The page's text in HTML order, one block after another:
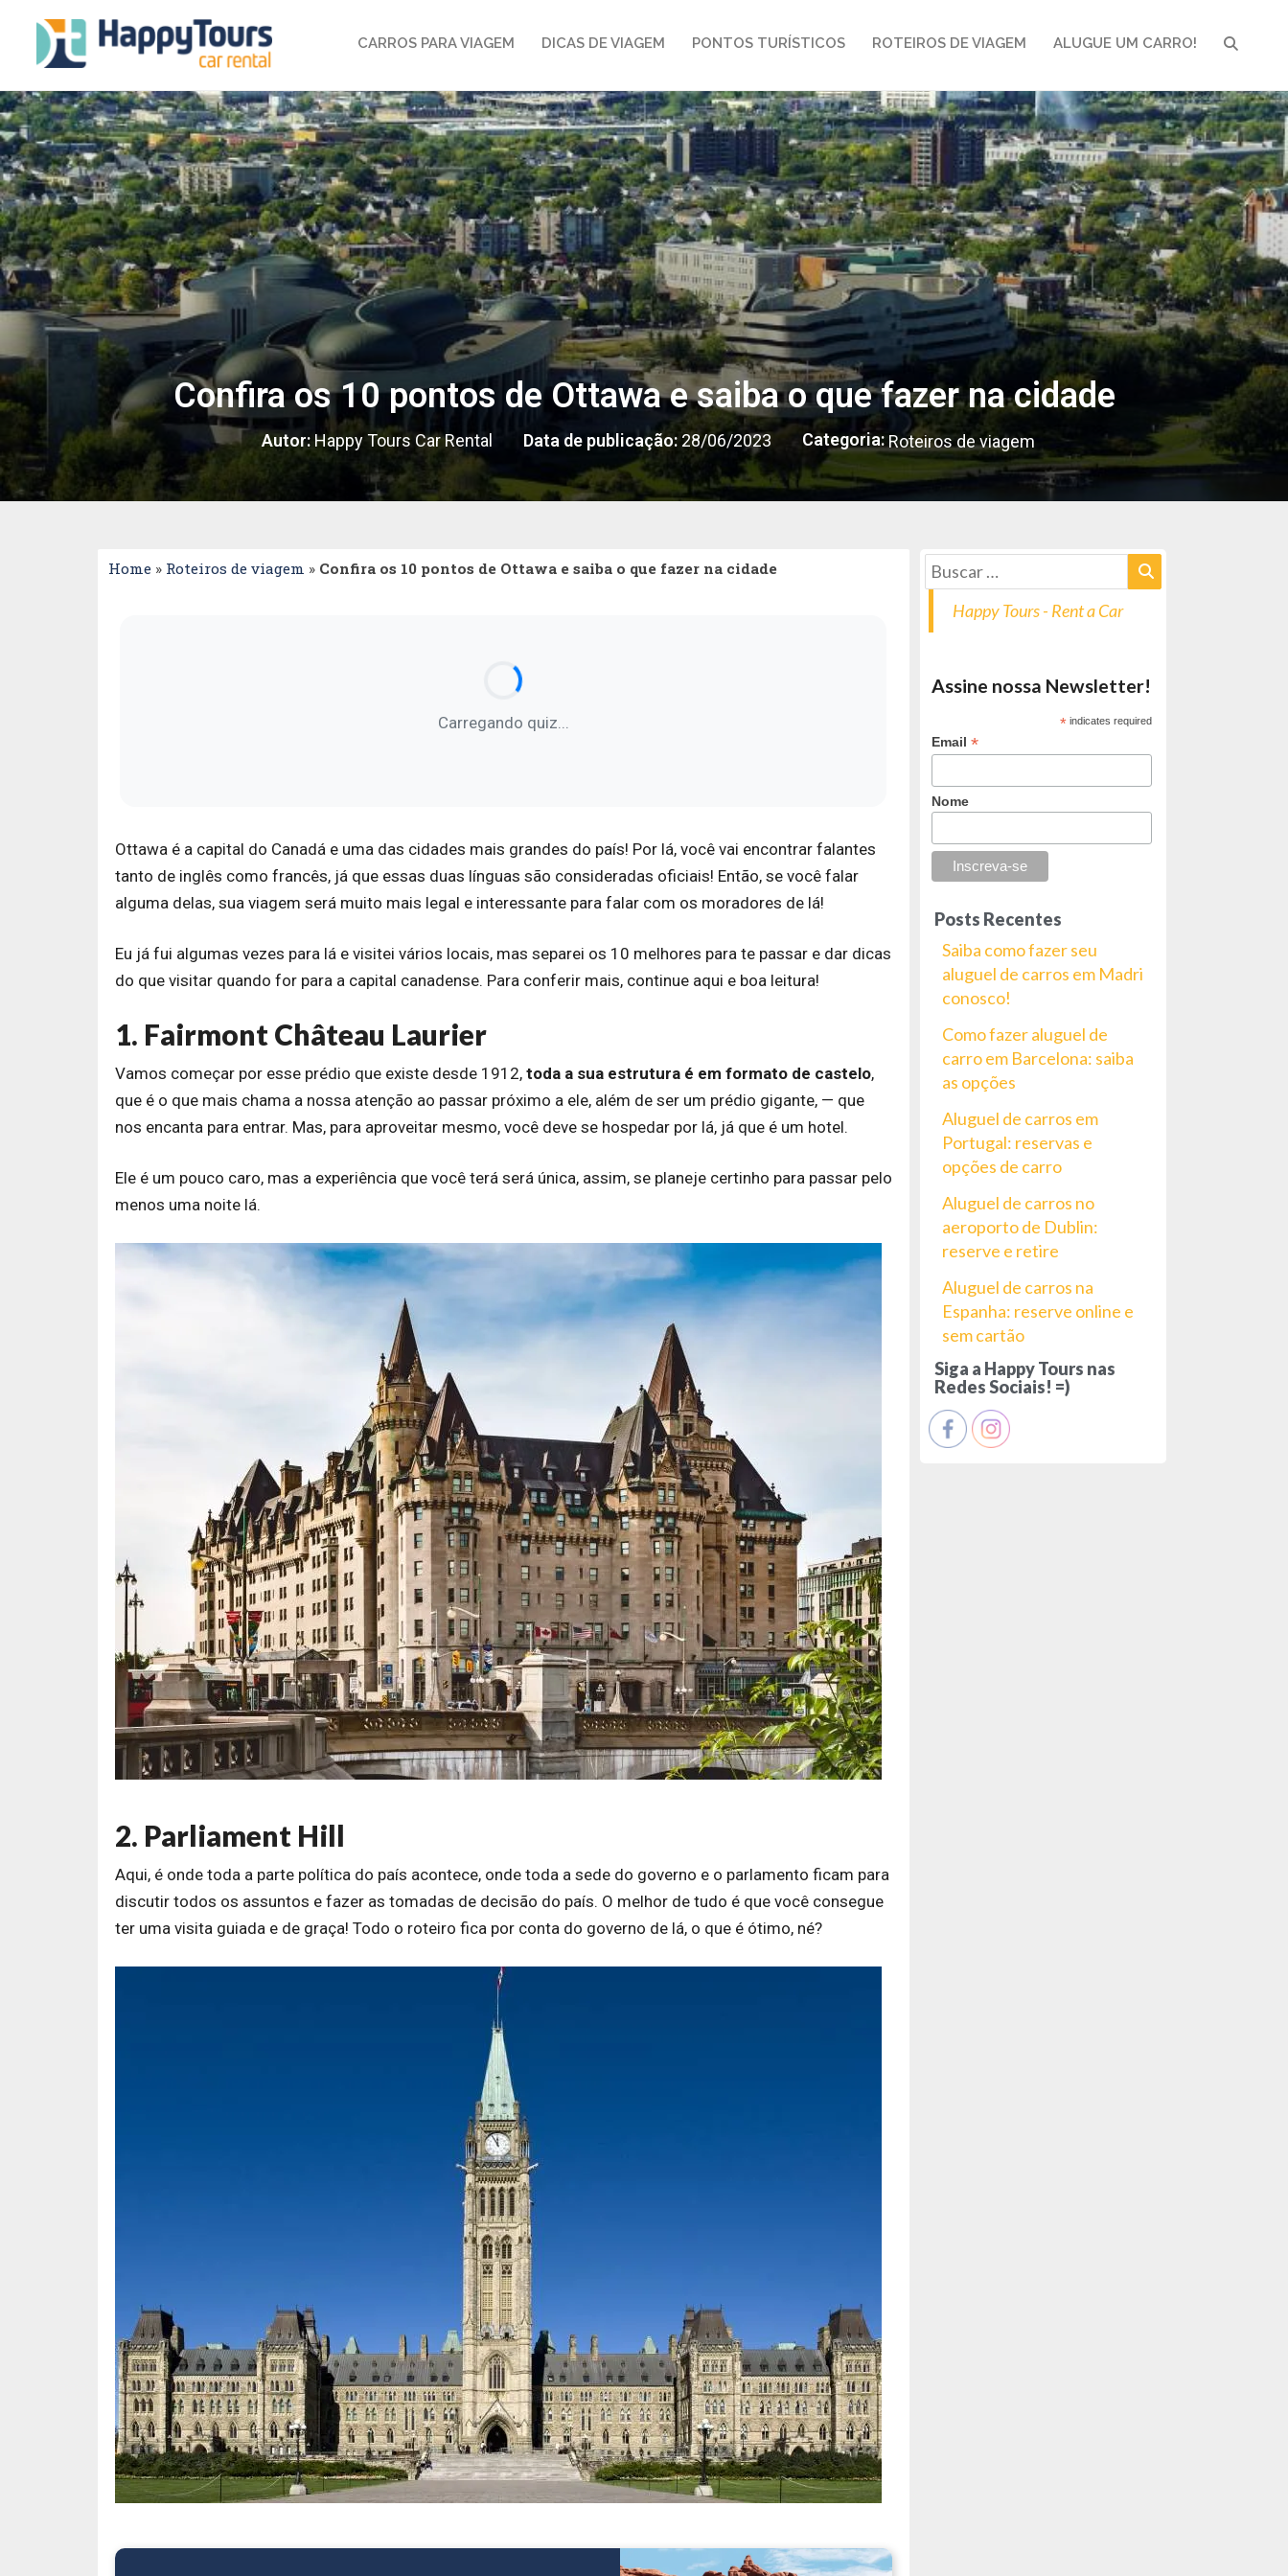
CARROS PARA VIAGEM DICAS DE VIAGEM PONTOS TURÍSTICOS ROTEIROS DE VIAGEM ALUGUE UM CARRO!
Confira os 10 pontos de Ottawa e saiba o que fazer na cidade
Autor:Happy Tours Car Rental Data de publicação:28/06/2023 Categoria: Roteiros de viagem
Home » Roteiros de viagem » Confira os 10 pontos de Ottawa e saiba o que fazer na cidade
Carregando quiz...
Ottawa é a capital do Canadá e uma das cidades mais grandes do país! Por lá, você vai encontrar falantes
tanto de inglês como francês, já que essas duas línguas são consideradas oficiais! Então, se você falar
alguma delas, sua viagem será muito mais legal e interessante para falar com os moradores de lá!
Eu já fui algumas vezes para lá e visitei vários locais, mas separei os 10 melhores para te passar e dar dicas
do que visitar quando for para a capital canadense. Para conferir mais, continue aqui e boa leitura!
1. Fairmont Château Laurier
Vamos começar por esse prédio que existe desde 1912, toda a sua estrutura é em formato de castelo,
que é o que mais chama a nossa atenção ao passar próximo a ele, além de ser um prédio gigante, — que
nos encanta para entrar. Mas, para aproveitar mesmo, você deve se hospedar por lá, já que é um hotel.
Ele é um pouco caro, mas a experiência que você terá será única, assim, se planeje certinho para passar pelo
menos uma noite lá.
2. Parliament Hill
Aqui, é onde toda a parte política do país acontece, onde toda a sede do governo e o parlamento ficam para
discutir todos os assuntos e fazer as tomadas de decisão do país. O melhor de tudo é que você consegue
ter uma visita guiada e de graça! Todo o roteiro fica por conta do governo de lá, o que é ótimo, né?
Happy Tours - Rent a Car
Assine nossa Newsletter!
* indicates required
Email*
Nome
Posts Recentes
Saiba como fazer seu
aluguel de carros em Madri
conosco!
Como fazer aluguel de
carro em Barcelona: saiba
as opções
Aluguel de carros em
Portugal: reservas e
opções de carro
Aluguel de carros no
aeroporto de Dublin:
reserve e retire
Aluguel de carros na
Espanha: reserve online e
sem cartão
Siga a Happy Tours nas
Redes Sociais! =)